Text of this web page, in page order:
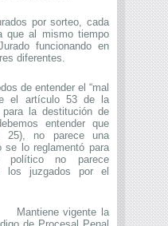
por sorteo, cada
que al mismo tiempo
funcionando en
diferentes.
de entender el “mal
el artículo 53 de la
la destitución de
entender que
25), no parece una
se lo reglamentó para
político no parece
los juzgados por el
vigente la